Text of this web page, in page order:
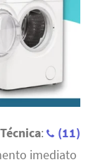
:
(11)
imediato